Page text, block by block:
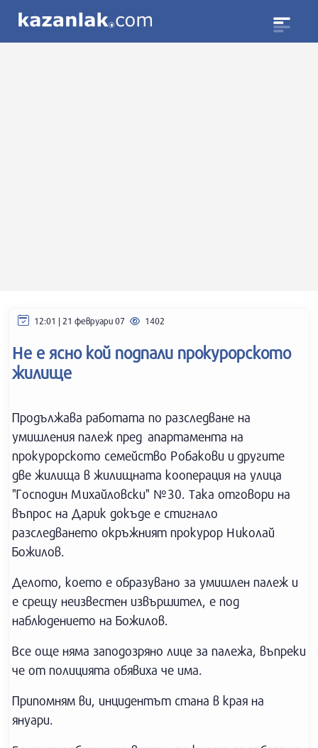
12:01 | 21 февруари 07 1402
Не е ясно кой подпали прокурорското
жилище
Продължава работата по разследване на
умишления палеж пред апартамента на
прокурорското семейство Робакови и другите
две жилища в жилищната кооперация на улица
"Господин Михайловски" №30. Така отговори на
въпрос на Дарик докъде е стигнало
разследването окръжният прокурор Николай
Божилов.
Делото, което е образувано за умишлен палеж и
е срещу неизвестен извършител, е под
наблюдението на Божилов.
Все още няма заподозряно лице за палежа, въпреки
че от полицията обявиха че има.
Припомням ви, инцидентът стана в края на
януари.